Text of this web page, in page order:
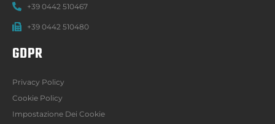
+39 0442 510467
+39 0442 510480
GDPR
Privacy Policy
Cookie Policy
Impostazione Dei Cookie